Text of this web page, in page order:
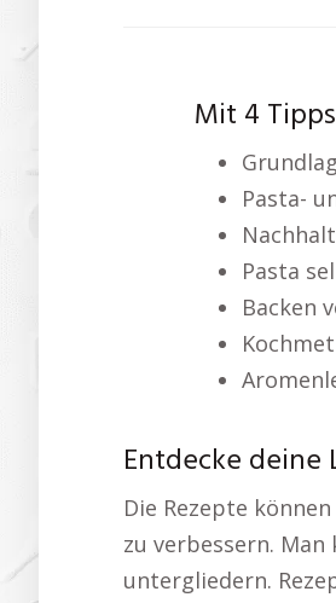
Mit 4
Pasta-
Pasta
Backen
Entdecke
Die Rezepte
zu verbessern.
untergliedern.